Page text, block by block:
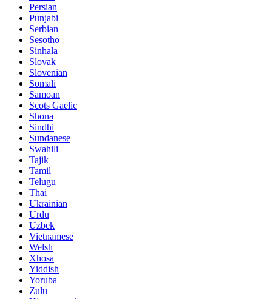
Persian
Punjabi
Serbian
Sesotho
Sinhala
Slovak
Slovenian
Somali
Samoan
Scots Gaelic
Shona
Sindhi
Sundanese
Swahili
Tajik
Tamil
Telugu
Thai
Ukrainian
Urdu
Uzbek
Vietnamese
Welsh
Xhosa
Yiddish
Yoruba
Zulu